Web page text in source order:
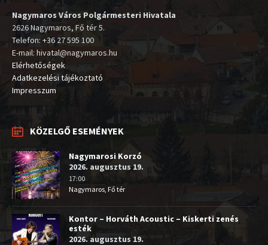
Nagymaros Város Polgármesteri Hivatala
2626 Nagymaros, Fő tér 5.
Telefon: +36 27 595 100
E-mail: hivatal@nagymaros.hu
Elérhetőségek
Adatkezelési tájékoztató
Impresszum
KÖZELGŐ ESEMÉNYEK
Nagymarosi Korzó
2026. augusztus 19.
17:00
Nagymaros, Fő tér
Kontor – Horváth Acoustic – Kiskerti zenés
esték
2026. augusztus 19.